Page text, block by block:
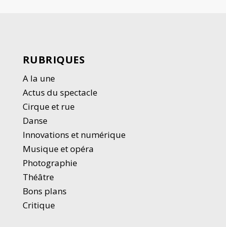
RUBRIQUES
A la une
Actus du spectacle
Cirque et rue
Danse
Innovations et numérique
Musique et opéra
Photographie
Théâtre
Bons plans
Critique